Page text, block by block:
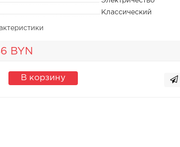
Классический
BYN
В корзину